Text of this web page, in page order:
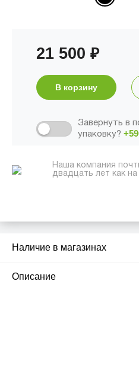
21 500 ₽
В корзину
Завернуть в
упаковку?
Наша компания
двадцать лет как на
Наличие в магазинах
Описание